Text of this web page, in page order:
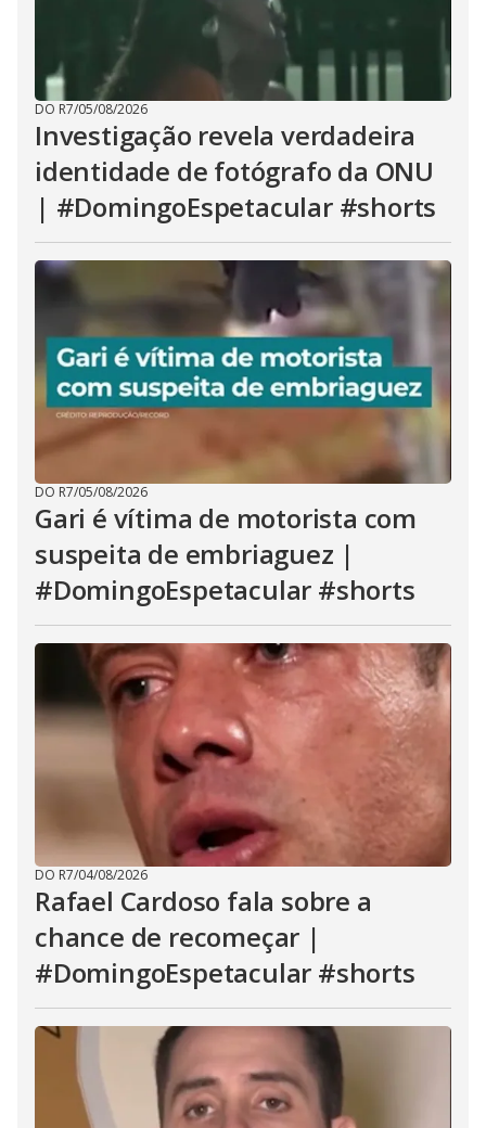
DO R7/05/08/2026
Investigação revela verdadeira
identidade de fotógrafo da ONU
| #DomingoEspetacular #shorts
DO R7/05/08/2026
Gari é vítima de motorista com
suspeita de embriaguez |
#DomingoEspetacular #shorts
DO R7/04/08/2026
Rafael Cardoso fala sobre a
chance de recomeçar |
#DomingoEspetacular #shorts